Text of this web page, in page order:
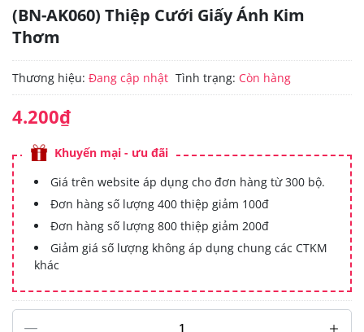
(BN-AK060) Thiệp Cưới Giấy Ánh Kim
Thơm
Thương hiệu: Đang cập nhật Tình trạng: Còn hàng
4.200₫
Khuyến mại - ưu đãi
Giá trên website áp dụng cho đơn hàng từ 300 bộ.
Đơn hàng số lượng 400 thiệp giảm 100đ
Đơn hàng số lượng 800 thiệp giảm 200đ
Giảm giá số lượng không áp dụng chung các CTKM
khác